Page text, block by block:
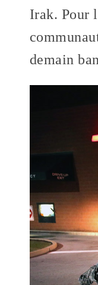
Irak. Pour
demain